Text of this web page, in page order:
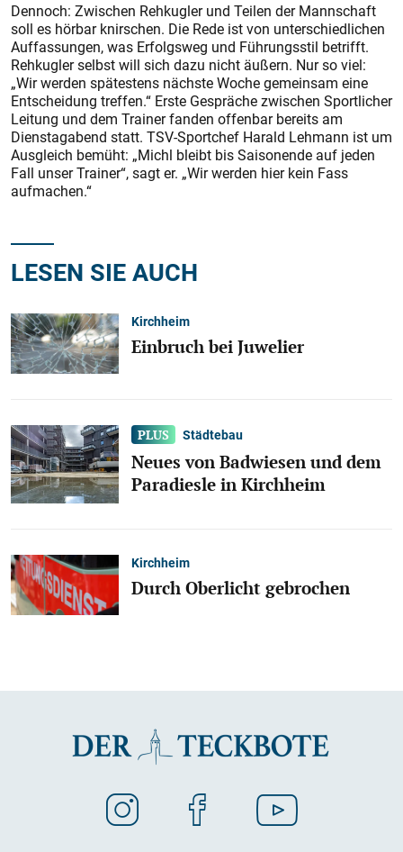
Dennoch: Zwischen Rehkugler und Teilen der Mannschaft
soll es hörbar knirschen. Die Rede ist von unterschiedlichen
Auffassungen, was Erfolgsweg und Führungsstil betrifft.
Rehkugler selbst will sich dazu nicht äußern. Nur so viel:
„Wir werden spätestens nächste Woche gemeinsam eine
Entscheidung treffen.“ Erste Gespräche zwischen Sportlicher
Leitung und dem Trainer fanden offenbar bereits am
Dienstagabend statt. TSV-Sportchef Harald Lehmann ist um
Ausgleich bemüht: „Michl bleibt bis Saisonende auf jeden
Fall unser Trainer“, sagt er. „Wir werden hier kein Fass
aufmachen.“
LESEN SIE AUCH
Kirchheim
Einbruch bei Juwelier
Städtebau
Neues von Badwiesen und dem
Paradiesle in Kirchheim
Kirchheim
Durch Oberlicht gebrochen